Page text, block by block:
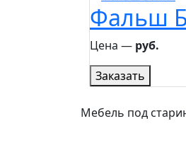
Фальш
Цена ― руб.
Заказать
Мебель под